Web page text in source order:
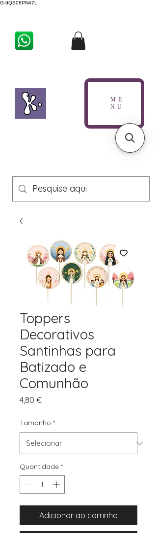
G-9QS08PN47L
ME
NU
Toppers
Decorativos
Santinhas para
Batizado e
Comunhão
4,80 €Preço
Tamanho *
Quantidade *
Adicionar ao carrinho